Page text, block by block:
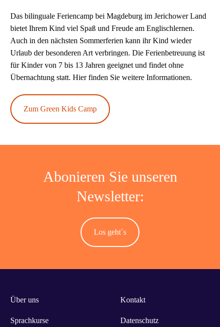
Das bilinguale Feriencamp bei Magdeburg im Jerichower Land
bietet Ihrem Kind viel Spaß und Freude am Englischlernen.
Auch in den nächsten Sommerferien kann ihr Kind wieder
Urlaub der besonderen Art verbringen. Die Ferienbetreuung ist
für Kinder von 7 bis 13 Jahren geeignet und findet ohne
Übernachtung statt. Hier finden Sie weitere Informationen.
Zum Green Kids Camp
Abonieren Sie unseren
Newsletter:
Los geht´s
Über uns
Sprachkurse
Kontakt
Datenschutz